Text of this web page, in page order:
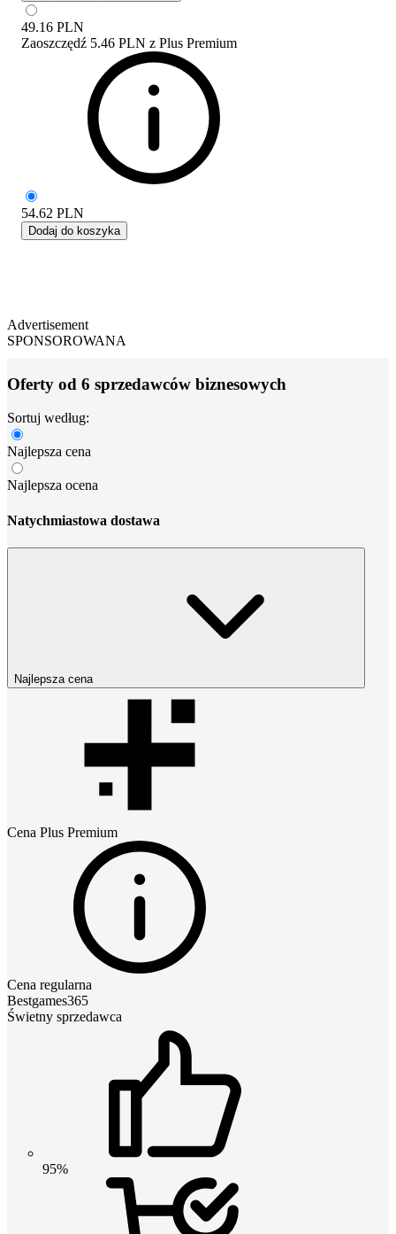
49.16 PLN
Zaoszczędź 5.46 PLN z Plus Premium
54.62 PLN
Dodaj do koszyka
Advertisement
SPONSOROWANA
Oferty od 6 sprzedawców biznesowych
Sortuj według:
Najlepsza cena
Najlepsza ocena
Natychmiastowa dostawa
Najlepsza cena
Cena Plus Premium
Cena regularna
Bestgames365
Świetny sprzedawca
95%